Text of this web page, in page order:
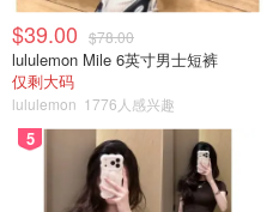
$39.00 $78.00
lululemon Mile 6英寸男士短裤
仅剩大码
lululemon 1776人感兴趣
5